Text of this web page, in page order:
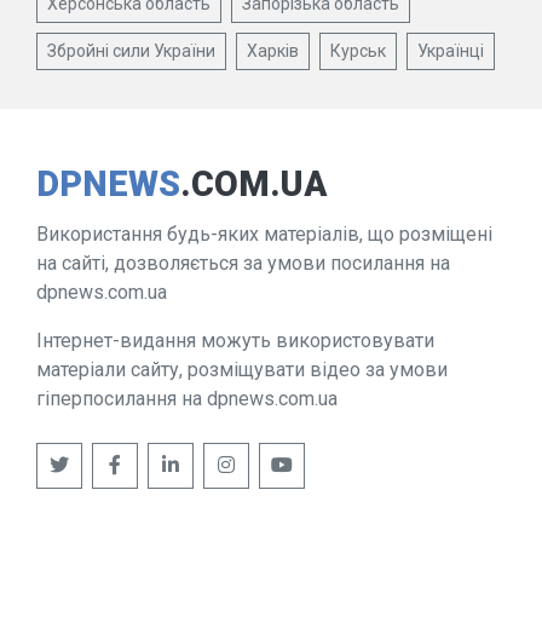
Збройні сили України Харків Курськ Українці
DPNEWS.COM.UA
Використання будь-яких матеріалів, що розміщені
на сайті, дозволяється за умови посилання на
dpnews.com.ua
Інтернет-видання можуть використовувати
матеріали сайту, розміщувати відео за умови
гіперпосилання на dpnews.com.ua